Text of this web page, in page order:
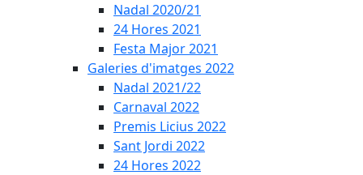
Nadal 2020/21
24 Hores 2021
Festa Major 2021
Galeries d'imatges 2022
Nadal 2021/22
Carnaval 2022
Premis Licius 2022
Sant Jordi 2022
24 Hores 2022